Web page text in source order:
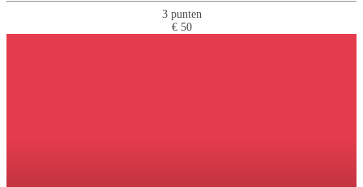
3 punten
€ 50